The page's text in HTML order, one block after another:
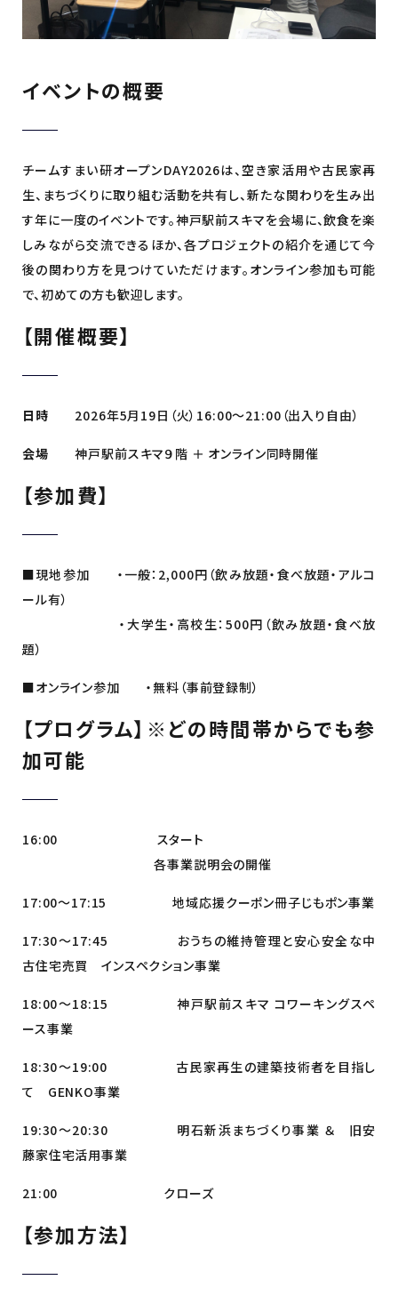
イベントの概要
チームすまい研オープンDAY2026は、空き家活用や古民家再
生、まちづくりに取り組む活動を共有し、新たな関わりを生み出
す年に一度のイベントです。神戸駅前スキマを会場に、飲食を楽
しみながら交流できるほか、各プロジェクトの紹介を通じて今
後の関わり方を見つけていただけます。オンライン参加も可能
で、初めての方も歓迎します。
【開催概要】
日時 2026年5月19日（火）16:00〜21:00（出入り自由）
会場神戸駅前スキマ９階 ＋ オンライン同時開催
【参加費】
■現地参加 ・一般：2,000円（飲み放題・食べ放題・アルコ
ール有）
・大学生・高校生：500円（飲み放題・食べ放
題）
■オンライン参加 ・無料（事前登録制）
【プログラム】※どの時間帯からでも参
加可能
16:00 スタート
各事業説明会の開催
17:00〜17:15 地域応援クーポン冊子じもポン事業
17:30〜17:45 おうちの維持管理と安心安全な中
古住宅売買 インスペクション事業
18:00〜18:15 神戸駅前スキマ コワーキングスペ
ース事業
18:30〜19:00 古民家再生の建築技術者を目指し
て GENKO事業
19:30〜20:30 明石新浜まちづくり事業 ＆ 旧安
藤家住宅活用事業
21:00 クローズ
【参加方法】